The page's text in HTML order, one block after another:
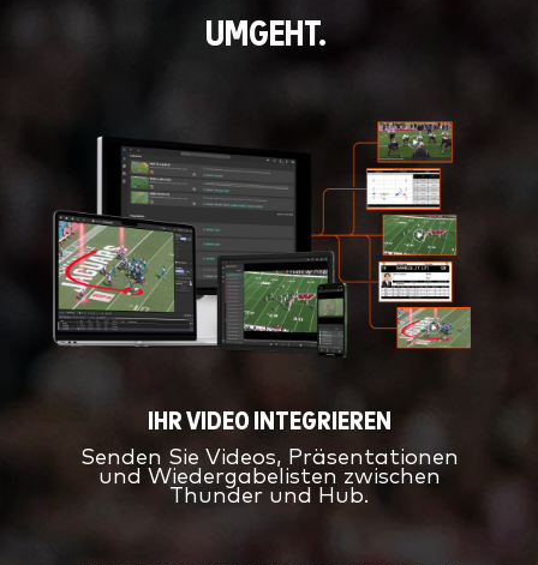
UMGEHT.
IHR VIDEO INTEGRIEREN
Senden Sie Videos, Präsentationen
und Wiedergabelisten zwischen
Thunder und Hub.